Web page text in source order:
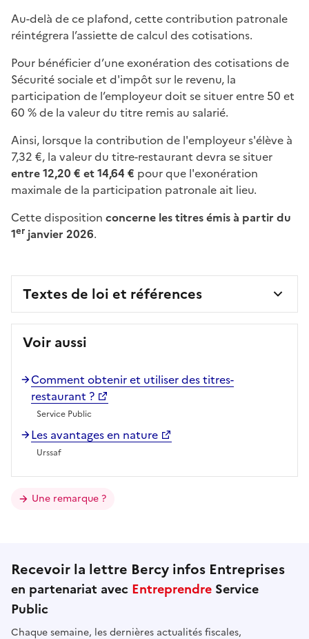
Au-delà de ce plafond, cette contribution patronale
réintégrera l’assiette de calcul des cotisations.
Pour bénéficier d’une exonération des cotisations de
Sécurité sociale et d'impôt sur le revenu, la
participation de l’employeur doit se situer entre 50 et
60 % de la valeur du titre remis au salarié.
Ainsi, lorsque la contribution de l'employeur s'élève à
7,32 €, la valeur du titre-restaurant devra se situer
entre 12,20 € et 14,64 € pour que l'exonération
maximale de la participation patronale ait lieu.
Cette disposition concerne les titres émis à partir du
1er janvier 2026.
Textes de loi et références
Voir aussi
Comment obtenir et utiliser des titres-
restaurant ?
Service Public
Les avantages en nature
Urssaf
Une remarque ?
Recevoir la lettre Bercy infos Entreprises
en partenariat avec Entreprendre Service
Public
Chaque semaine, les dernières actualités fiscales,